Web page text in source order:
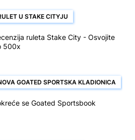
U STAKE CITYJU
ruleta Stake City - Osvojite
500x
GOATED SPORTSKA KLADIONICA
se Goated Sportsbook